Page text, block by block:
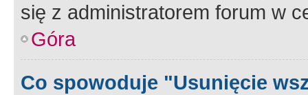
się z administratorem forum w
Góra
Co spowoduje "Usunięcie